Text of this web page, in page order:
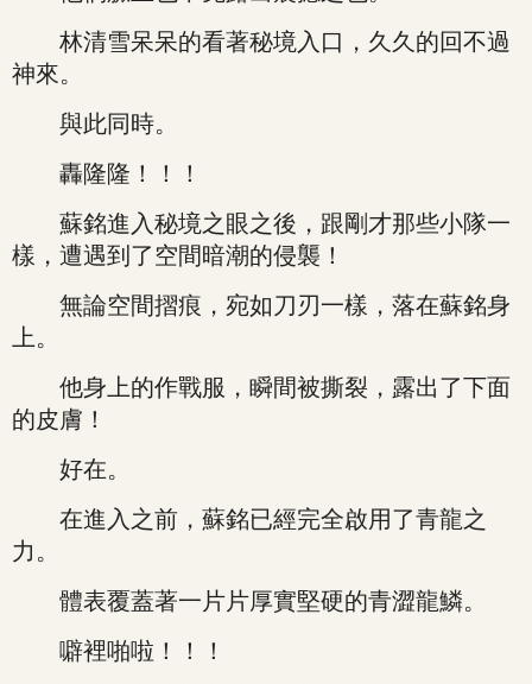
林清雪呆呆的看著秘境入口，久久的回不過
神來。
與此同時。
轟隆隆！！！
蘇銘進入秘境之眼之後，跟剛才那些小隊一
樣，遭遇到了空間暗潮的侵襲！
無論空間摺痕，宛如刀刃一樣，落在蘇銘身
上。
他身上的作戰服，瞬間被撕裂，露出了下面
的皮膚！
好在。
在進入之前，蘇銘已經完全啟用了青龍之
力。
體表覆蓋著一片片厚實堅硬的青澀龍鱗。
噼裡啪啦！！！